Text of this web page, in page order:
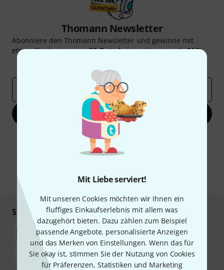
Mit Liebe serviert!
Mit unseren Cookies möchten wir Ihnen ein
fluffiges Einkaufserlebnis mit allem was
dazugehört bieten. Dazu zählen zum Beispiel
passende Angebote, personalisierte Anzeigen
und das Merken von Einstellungen. Wenn das für
Sie okay ist, stimmen Sie der Nutzung von Cookies
für Präferenzen, Statistiken und Marketing
Thomann Newsletter
Abonniere den Thomann Newsletter und gewinne mit
etwas Glück einen von50 Gutscheinenüber jeweils50€!
Jetzt anmelden
Mit Klick auf „Jetzt anmelden“ stimmen Sie dem Erhalt von E-Mail-
Werbung und einer Messung des E-Mail-Nutzungsverhaltens zu. Die
Abmeldung ist jederzeit möglich. Weitere Informationen finden Sie in
* Pflichtfeld
Sicher einkaufen & bezahlen